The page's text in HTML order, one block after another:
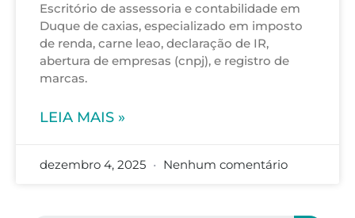
Escritório de assessoria e contabilidade em
Duque de caxias, especializado em imposto
de renda, carne leao, declaração de IR,
abertura de empresas (cnpj), e registro de
marcas.
LEIA MAIS »
dezembro 4, 2025 Nenhum comentário